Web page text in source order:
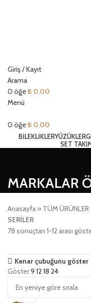
Giriş / Kayıt
Arama
0 öğe₺ 0.00
Menü
0 öğe₺ 0.00
BİLEKLİKLERYÜZÜKLER
SET
MARKALAR
Anasayfa » TÜM ÜRÜNLER
SERİLER
78 sonuçtan 1-12 arası
Kenar çubuğunu göster
Göster9 1218 24